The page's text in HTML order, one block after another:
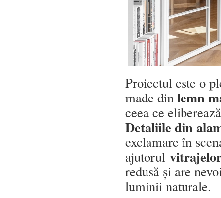
Proiectul este o
made din lemn
ceea ce
Detaliile din
exclamare în
ajutorul
redusă și are
luminii naturale.